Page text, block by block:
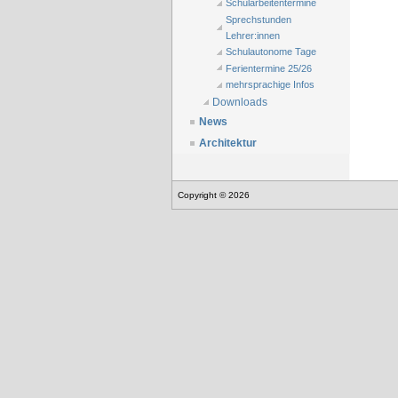
Schularbeitentermine
Sprechstunden
Lehrer:innen
Schulautonome Tage
Ferientermine 25/26
mehrsprachige Infos
Downloads
News
Architektur
Copyright © 2026